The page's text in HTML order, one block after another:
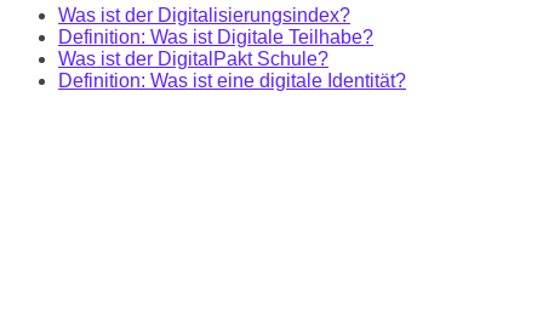
Was ist der Digitalisierungsindex?
Definition: Was ist Digitale Teilhabe?
Was ist der DigitalPakt Schule?
Definition: Was ist eine digitale Identität?